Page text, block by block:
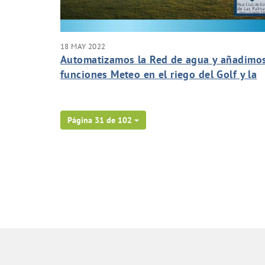
18 MAY 2022
Automatizamos la Red de agua y
funciones Meteo en el riego del Golf y la
Página 31 de 102